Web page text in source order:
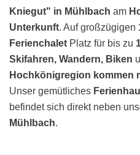
Kniegut" in Mühlbach am
Unterkunft. Auf großzügigen
Ferienchalet Platz für bis zu
Skifahren, Wandern, Biken
Hochkönigregion kommen
Unser gemütliches
befindet sich direkt neben
Mühlbach.